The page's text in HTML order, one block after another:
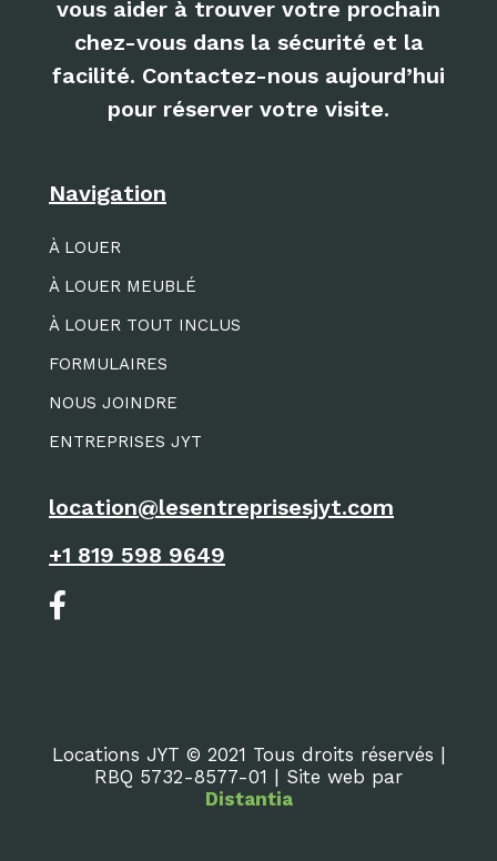
vous aider à trouver votre prochain
chez-vous dans la sécurité et la
facilité. Contactez-nous aujourd’hui
pour réserver votre visite.
Navigation
À LOUER
À LOUER MEUBLÉ
À LOUER TOUT INCLUS
FORMULAIRES
NOUS JOINDRE
ENTREPRISES JYT
location@lesentreprisesjyt.com
+1 819 598 9649
Locations JYT © 2021 Tous droits réservés |
RBQ 5732-8577-01 | Site web par
Distantia